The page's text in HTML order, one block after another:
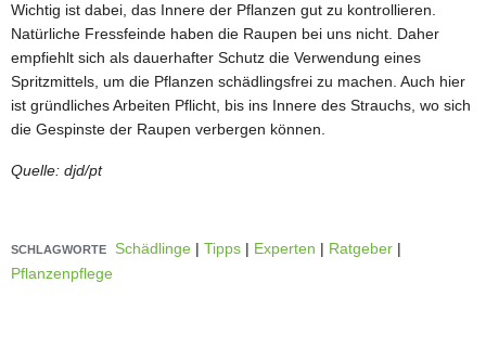
Wichtig ist dabei, das Innere der Pflanzen gut zu kontrollieren.
Natürliche Fressfeinde haben die Raupen bei uns nicht. Daher
empfiehlt sich als dauerhafter Schutz die Verwendung eines
Spritzmittels, um die Pflanzen schädlingsfrei zu machen. Auch hier
ist gründliches Arbeiten Pflicht, bis ins Innere des Strauchs, wo sich
die Gespinste der Raupen verbergen können.
Quelle: djd/pt
SCHLAGWORTE Schädlinge | Tipps | Experten | Ratgeber |
Pflanzenpflege